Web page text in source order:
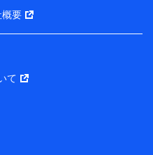
ちら の利用目的の範囲内
ィナンシャルグループ
ータを共同利用しま
タの項目】
・フィナンシャルグルー
概要
て